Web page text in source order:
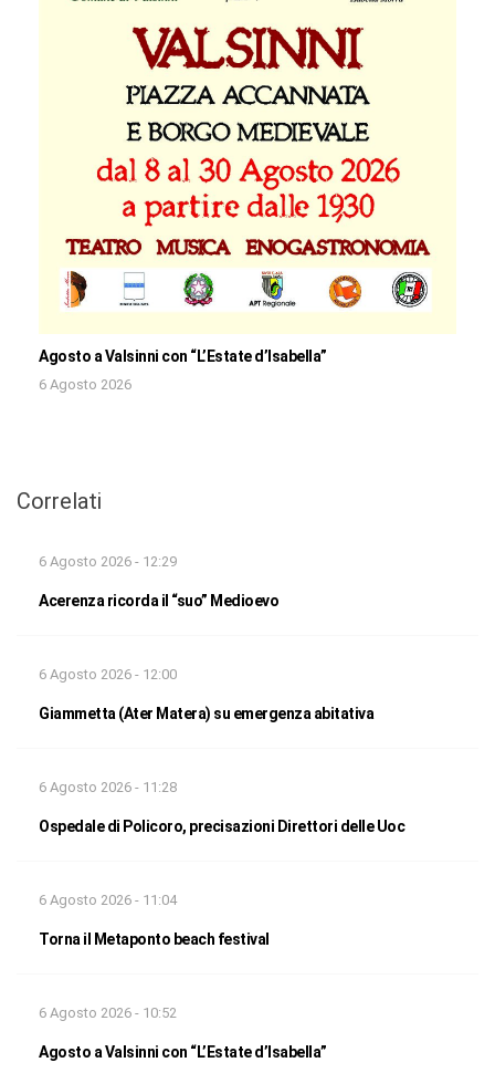
Agosto a Valsinni con “L’Estate d’Isabella”
6 Agosto 2026
Correlati
6 Agosto 2026 - 12:29
Acerenza ricorda il “suo” Medioevo
6 Agosto 2026 - 12:00
Giammetta (Ater Matera) su emergenza abitativa
6 Agosto 2026 - 11:28
Ospedale di Policoro, precisazioni Direttori delle Uoc
6 Agosto 2026 - 11:04
Torna il Metaponto beach festival
6 Agosto 2026 - 10:52
Agosto a Valsinni con “L’Estate d’Isabella”